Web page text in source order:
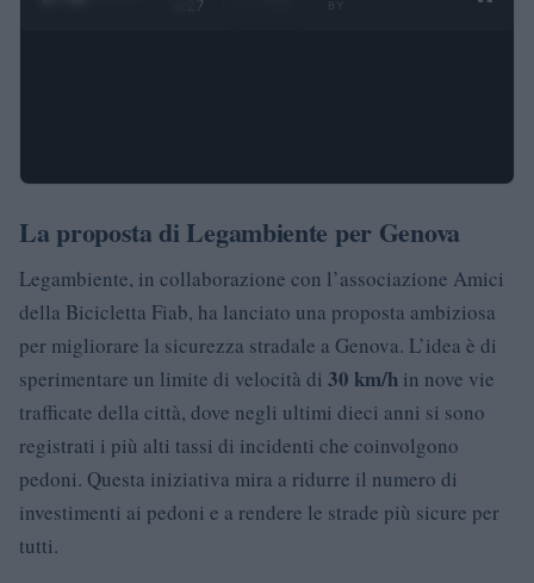
4:27
La proposta di Legambiente per Genova
Legambiente, in collaborazione con l’associazione Amici
della Bicicletta Fiab, ha lanciato una proposta ambiziosa
per migliorare la sicurezza stradale a Genova. L’idea è di
sperimentare un limite di velocità di 30 km/h in nove vie
trafficate della città, dove negli ultimi dieci anni si sono
registrati i più alti tassi di incidenti che coinvolgono
pedoni. Questa iniziativa mira a ridurre il numero di
investimenti ai pedoni e a rendere le strade più sicure per
tutti.